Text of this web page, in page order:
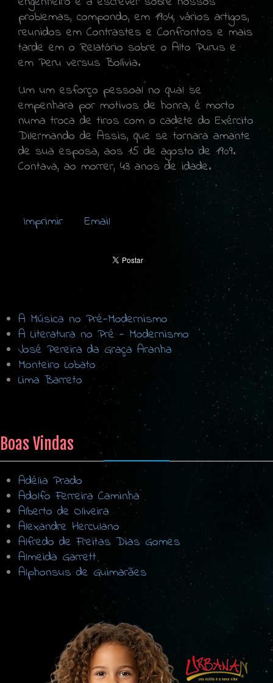
problemas, compondo, em 1904, vários artigos,
reunidos em Contrastes e Confrontos e mais
tarde em o Relatório sobre o Alto Purus e
em Peru versus Bolívia.
Um um esforço pessoal no qual se
empenhara por motivos de honra, é morto
numa troca de tiros com o cadete do Exército
Dilermando de Assis, que se tornara amante
de sua esposa, aos 15 de agosto de 1909.
Contava, ao morrer, 43 anos de idade.
Imprimir Email
A Música no Pré-Modernismo
A Literatura no Pré - Modernismo
José Pereira da Graça Aranha
Monteiro Lobato
Lima Barreto
Boas Vindas
Adélia Prado
Adolfo Ferreira Caminha
Alberto de Oliveira
Alexandre Herculano
Alfredo de Freitas Dias Gomes
Almeida Garrett
Alphonsus de Guimarães